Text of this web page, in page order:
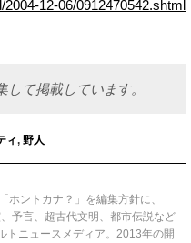
12-06/0912470542.shtml
て掲載しています。
ィ, 野人
ホントカナ？」を編集方針に、
予言、超古代文明、都市伝説など
トニュースメディア。2013年の開